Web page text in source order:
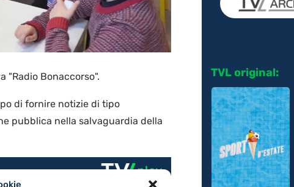
"Radio Bonaccorso".
di fornire notizie di tipo
pubblica nella salvaguardia della
TVL original: